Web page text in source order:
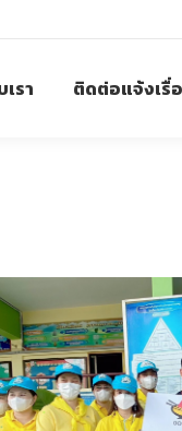
รา ติดต่อแจ้งเรื่